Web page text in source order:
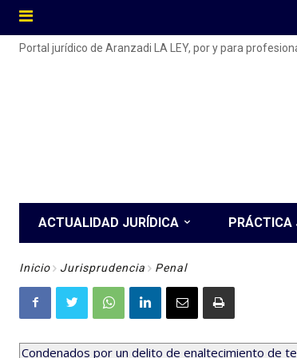
Portal jurídico de Aranzadi LA LEY, por y para
ACTUALIDAD JURÍDICA PRÁCTICA
Inicio Jurisprudencia Penal
Condenados por un delito de enaltecimiento de